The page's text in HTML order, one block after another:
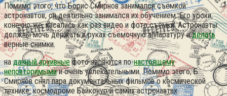
Помимо этого, что Борис Смирнов занимался съёмкой
астронавтов, он деятельно занимался их обучением. Его уроки,
конечно же, касались как раз видео и фото съёмки. Астронавты
должны мочь держать в руках съёмочную аппаратуру иделать
верные снимки.
наданный архивныефото являются по-настоящему
неповторимымии очень увлекательными. Помимо этого, Б.
Смирнов снял пара документальных фильмов о космической
технике, космодроме Байконур и самих астронавтах.